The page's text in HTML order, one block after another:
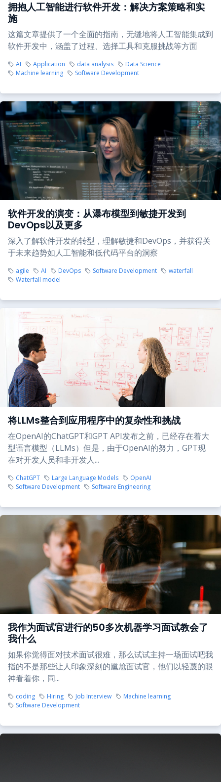
拥抱人工智能进行软件开发：解决方案策略和实
施
这篇文章提供了一个全面的指南，无缝地将人工智能集成到
软件开发中，涵盖了过程、选择工具和克服挑战等方面
AI Application data analysis
Data Science
Machine learning
Software Development
软件开发的演变：从瀑布模型到敏捷开发到
DevOps以及更多
深入了解软件开发的转型，理解敏捷和DevOps，并获得关
于未来趋势如人工智能和低代码平台的洞察
agile AI DevOps Software Development
waterfall
Waterfall model
将LLMs整合到应用程序中的复杂性和挑战
在OpenAI的ChatGPT和GPT API发布之前，已经存在着大
型语言模型（LLMs）但是，由于OpenAI的努力，GPT现
在对开发人员和非开发人...
ChatGPT Large Language Models
OpenAI
Software Development
Software Engineering
我作为面试官进行的50多次机器学习面试教会了
我什么
如果你觉得面对技术面试很难，那么试试主持一场面试吧我
指的不是那些让人印象深刻的尴尬面试官，他们以轻蔑的眼
神看着你，同...
coding Hiring Job Interview
Machine learning
Software Development